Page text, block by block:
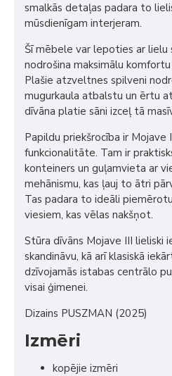
smalkās detaļas padara to
mūsdienīgam interjeram.
Šī mēbele var lepoties ar lielu
nodrošina maksimālu
Plašie atzveltnes spilveni
mugurkaula atbalstu un ērtu
dīvāna platie sāni izceļ tā
Papildu priekšrocība ir Mojave
funkcionalitāte. Tam ir
konteiners un guļamvieta ar
mehānismu, kas ļauj to ātri
Tas padara to ideāli
viesiem, kas vēlas nakšņot.
Stūra dīvāns Mojave III lieliski
skandināvu, kā arī klasiskā
dzīvojamās istabas centrālo
visai ģimenei.
Dizains PUSZMAN (2025)
Izmēri
kopējie izmēri